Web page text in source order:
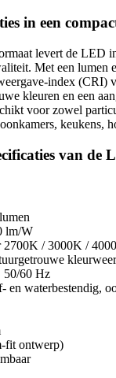
in een
levert de LED
Met een lumen
index (CRI)
kleuren en een
voor zowel
keukens,
van de
lm/W
2700K / 3000K /
50/60 Hz
en waterbestendig,
fit ontwerp)